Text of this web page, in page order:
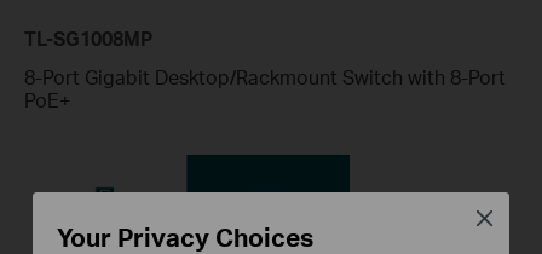
TL-SG1008MP
8-Port Gigabit Desktop/Rackmount Switch with 8-Port
PoE+
Your Privacy Choices
Close